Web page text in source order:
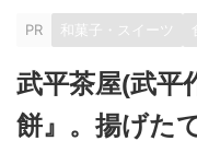
PR 和菓子・スイーツ
武平茶屋(武平
餅』。揚げた